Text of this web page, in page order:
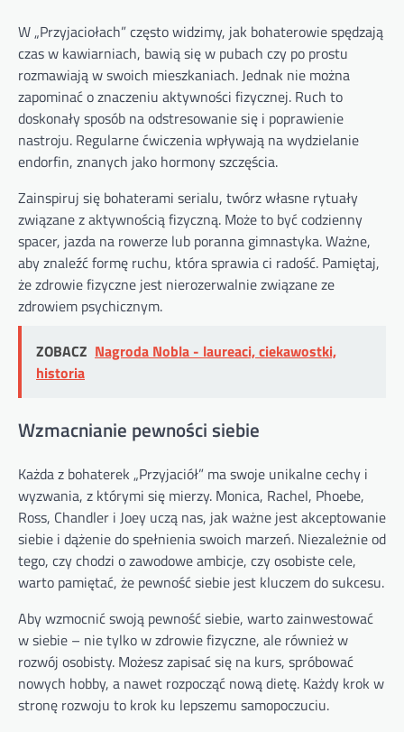
W „Przyjaciołach” często widzimy, jak bohaterowie spędzają
czas w kawiarniach, bawią się w pubach czy po prostu
rozmawiają w swoich mieszkaniach. Jednak nie można
zapominać o znaczeniu aktywności fizycznej. Ruch to
doskonały sposób na odstresowanie się i poprawienie
nastroju. Regularne ćwiczenia wpływają na wydzielanie
endorfin, znanych jako hormony szczęścia.
Zainspiruj się bohaterami serialu, twórz własne rytuały
związane z aktywnością fizyczną. Może to być codzienny
spacer, jazda na rowerze lub poranna gimnastyka. Ważne,
aby znaleźć formę ruchu, która sprawia ci radość. Pamiętaj,
że zdrowie fizyczne jest nierozerwalnie związane ze
zdrowiem psychicznym.
ZOBACZ Nagroda Nobla - laureaci, ciekawostki,
historia
Wzmacnianie pewności siebie
Każda z bohaterek „Przyjaciół” ma swoje unikalne cechy i
wyzwania, z którymi się mierzy. Monica, Rachel, Phoebe,
Ross, Chandler i Joey uczą nas, jak ważne jest akceptowanie
siebie i dążenie do spełnienia swoich marzeń. Niezależnie od
tego, czy chodzi o zawodowe ambicje, czy osobiste cele,
warto pamiętać, że pewność siebie jest kluczem do sukcesu.
Aby wzmocnić swoją pewność siebie, warto zainwestować
w siebie – nie tylko w zdrowie fizyczne, ale również w
rozwój osobisty. Możesz zapisać się na kurs, spróbować
nowych hobby, a nawet rozpocząć nową dietę. Każdy krok w
stronę rozwoju to krok ku lepszemu samopoczuciu.